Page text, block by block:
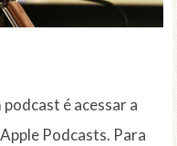
é acessar a
Podcasts. Para